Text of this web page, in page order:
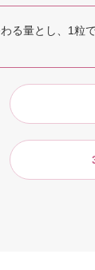
る量とし、1粒